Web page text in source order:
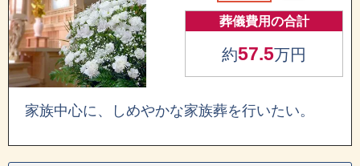
葬儀費用の合計
約57.5万円
家族中心に、しめやかな家族葬を行いたい。